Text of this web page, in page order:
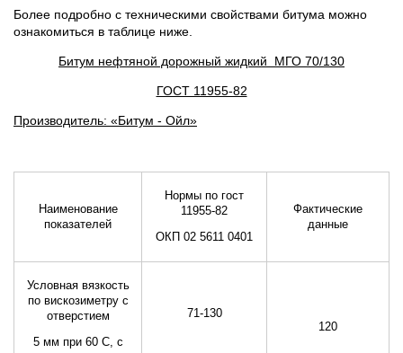
Более подробно с техническими свойствами битума можно
ознакомиться в таблице ниже.
Битум нефтяной дорожный жидкий МГО 70/130
ГОСТ 11955-82
Производитель: «Битум - Ойл»
Наименование
показателей
Нормы по гост
11955-82
ОКП 02 5611 0401
Фактические
данные
Условная вязкость
по вискозиметру с
отверстием
5 мм при 60 С, с
71-130
120